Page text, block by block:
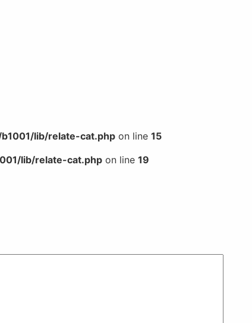
lib/relate-cat.php on line 15
lib/relate-cat.php on line 19